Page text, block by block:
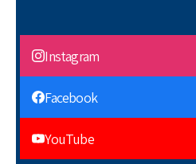
Instagram
Facebook
YouTube